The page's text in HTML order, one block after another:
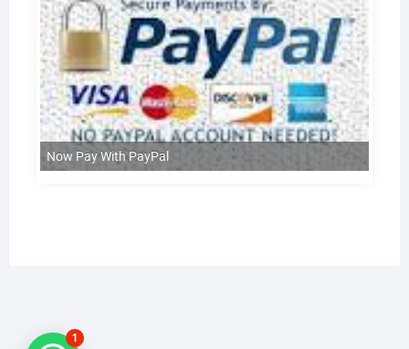
Now Pay With PayPal
1